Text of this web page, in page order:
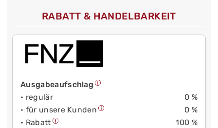
RABATT & HANDELBARKEIT
Ausgabeaufschlag
• regulär
0 %
• für unsere Kunden
0 %
• Rabatt
100 %